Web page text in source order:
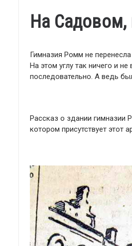
На
Гимназия Ромм не
На этом углу так ничего и
последовательно. А ведь
Рассказ о здании гимназии
котором присутствует этот